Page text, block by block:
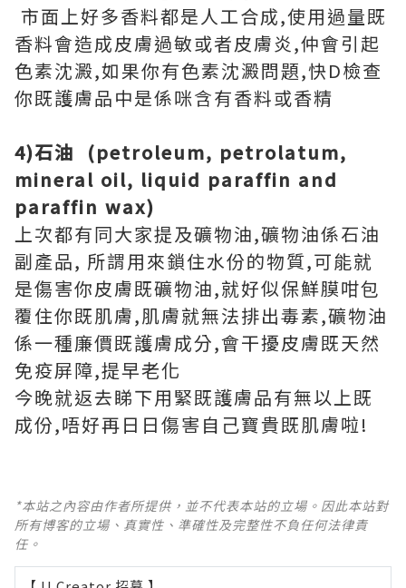
市面上好多香料都是人工合成,使用過量既
香料會造成皮膚過敏或者皮膚炎,仲會引起
色素沈澱,如果你有色素沈澱問題,快D檢查
你既護膚品中是係咪含有香料或香精
4)石油 (petroleum, petrolatum,
mineral oil, liquid paraffin and
paraffin wax)
上次都有同大家提及礦物油,礦物油係石油
副產品, 所謂用來鎖住水份的物質,可能就
是傷害你皮膚既礦物油,就好似保鮮膜咁包
覆住你既肌膚,肌膚就無法排出毒素,礦物油
係一種廉價既護膚成分,會干擾皮膚既天然
免疫屏障,提早老化
今晚就返去睇下用緊既護膚品有無以上既
成份,唔好再日日傷害自己寶貴既肌膚啦!
*本站之內容由作者所提供，並不代表本站的立場。因此本站對
所有博客的立場、真實性、準確性及完整性不負任何法律責
任。